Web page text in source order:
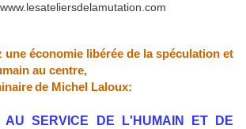
une économie libérée de la spéculation et
au centre,
de Michel Laloux:
AU SERVICE DE L'HUMAIN ET DE